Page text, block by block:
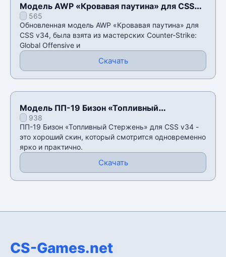
Модель AWP «Кровавая паутина» для CSS
v34565
Обновленная модель AWP «Кровавая паутина» для
CSS v34, была взята из мастерских Counter-Strike:
Global Offensive и
Скачать
Модель ПП-19 Бизон «Топливный
Стержень» для CSS v34
938
ПП-19 Бизон «Топливный Стержень» для CSS v34 -
это хороший скин, который смотрится одновременно
ярко и практично.
Скачать
CS-Games.net